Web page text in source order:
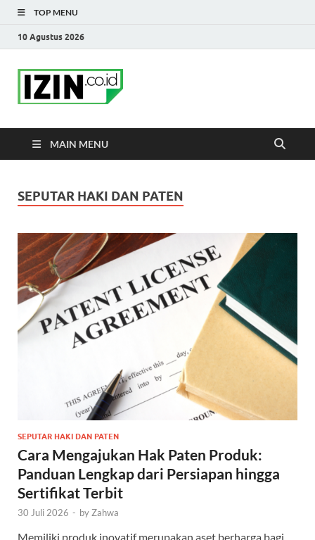
TOP MENU
10 Agustus 2026
MAIN MENU
SEPUTAR HAKI DAN PATEN
SEPUTAR HAKI DAN PATEN
Cara Mengajukan Hak Paten Produk:
Panduan Lengkap dari Persiapan hingga
Sertifikat Terbit
30 Juli 2026 - by Zahwa
Memiliki produk inovatif merupakan aset berharga bagi